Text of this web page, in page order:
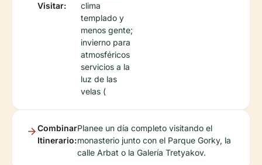
Visitar:
clima
templado y
menos gente;
invierno para
atmosféricos
servicios a la
luz de las
velas (
Combinar
Itinerario:
Planee un día completo visitando el
monasterio junto con el Parque Gorky, la
calle Arbat o la Galería Tretyakov.